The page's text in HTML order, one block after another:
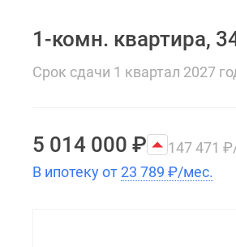
1-комн. квартира,
Срок сдачи 1 квартал 2027
5 014 000 ₽ 147 471 ₽
В ипотеку от23 789 ₽/мес.